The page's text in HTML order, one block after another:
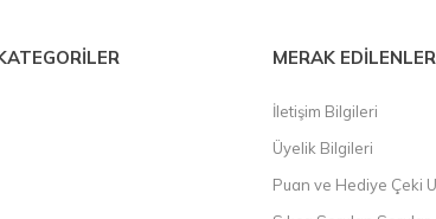
MERAK EDİLENLER
İletişim Bilgileri
Üyelik Bilgileri
Puan ve Hediye Çeki